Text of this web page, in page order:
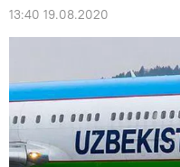
13:40 19.08.2020